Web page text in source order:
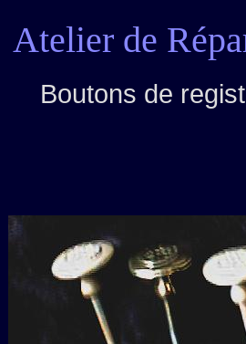
Atelier de
Boutons de